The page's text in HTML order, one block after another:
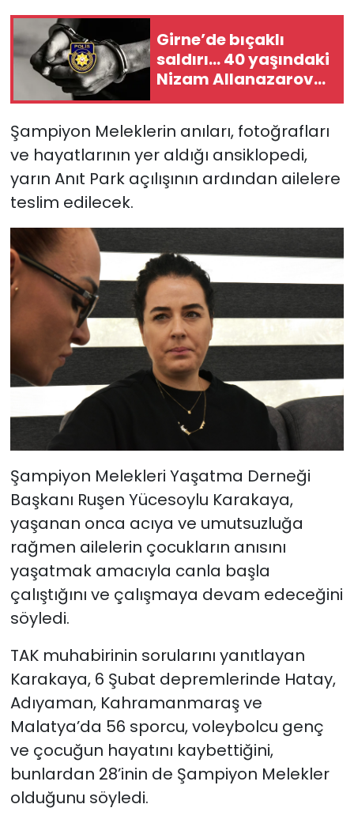
Girne’de bıçaklı
saldırı… 40 yaşındaki
Nizam Allanazarov
hayatını kaybetti
Şampiyon Meleklerin anıları, fotoğrafları
ve hayatlarının yer aldığı ansiklopedi,
yarın Anıt Park açılışının ardından ailelere
teslim edilecek.
Şampiyon Melekleri Yaşatma Derneği
Başkanı Ruşen Yücesoylu Karakaya,
yaşanan onca acıya ve umutsuzluğa
rağmen ailelerin çocukların anısını
yaşatmak amacıyla canla başla
çalıştığını ve çalışmaya devam edeceğini
söyledi.
TAK muhabirinin sorularını yanıtlayan
Karakaya, 6 Şubat depremlerinde Hatay,
Adıyaman, Kahramanmaraş ve
Malatya’da 56 sporcu, voleybolcu genç
ve çocuğun hayatını kaybettiğini,
bunlardan 28’inin de Şampiyon Melekler
olduğunu söyledi.